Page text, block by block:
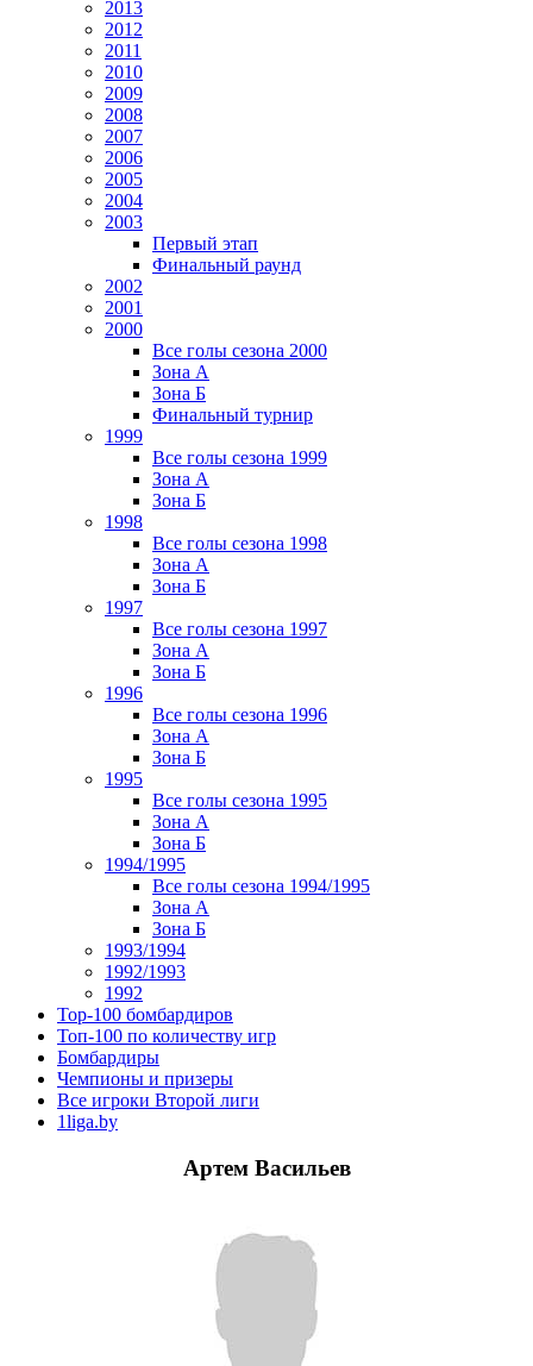
2013
2012
2011
2010
2009
2008
2007
2006
2005
2004
2003
Первый этап
Финальный раунд
2002
2001
2000
Все голы сезона 2000
Зона А
Зона Б
Финальный турнир
1999
Все голы сезона 1999
Зона А
Зона Б
1998
Все голы сезона 1998
Зона А
Зона Б
1997
Все голы сезона 1997
Зона А
Зона Б
1996
Все голы сезона 1996
Зона А
Зона Б
1995
Все голы сезона 1995
Зона А
Зона Б
1994/1995
Все голы сезона 1994/1995
Зона А
Зона Б
1993/1994
1992/1993
1992
Top-100 бомбардиров
Топ-100 по количеству игр
Бомбардиры
Чемпионы и призеры
Все игроки Второй лиги
1liga.by
Артем Васильев